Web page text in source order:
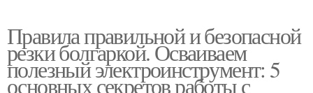
Правила правильной и безопасной
резки болгаркой. Осваиваем
полезный электроинструмент: 5
основных секретов работы с